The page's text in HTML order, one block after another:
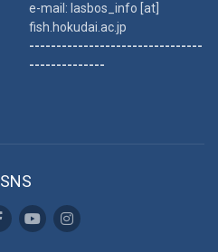
e-mail: lasbos_info [at]
fish.hokudai.ac.jp
--------------------------------
--------------
SNS